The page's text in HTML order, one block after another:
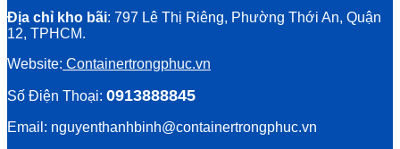
Địa chỉ kho bãi: 797 Lê Thị Riêng, Phường Thới An, Quận
12, TPHCM.
Website: Containertrongphuc.vn
Số Điện Thoại: 0913888845
Email: nguyenthanhbinh@containertrongphuc.vn